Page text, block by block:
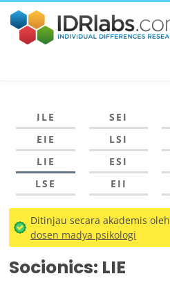
ILE SEI
EIE
LSI
LIE
ESI
LSE
EII
Ditinjau secara akademis oleh
dosen madya psikologi
Socionics: LIE